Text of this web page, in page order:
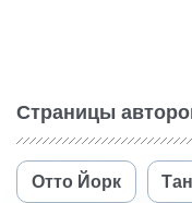
Страницы
Отто Йорк